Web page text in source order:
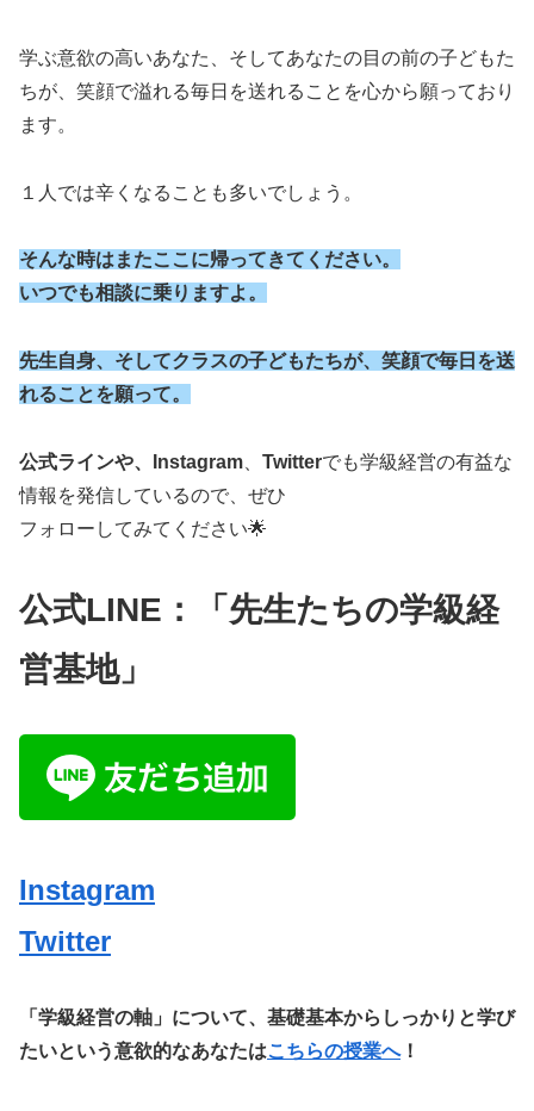
学ぶ意欲の高いあなた、そしてあなたの目の前の子どもた
ちが、笑顔で溢れる毎日を送れることを心から願っており
ます。
１人では辛くなることも多いでしょう。
そんな時はまたここに帰ってきてください。
いつでも相談に乗りますよ。
先生自身、そしてクラスの子どもたちが、笑顔で毎日を送
れることを願って。
公式ラインや、Instagram Twitterでも学級経営の有益な
情報を発信しているので、ぜひ
フォローしてみてください🌟
公式LINE：「先生たちの学級経
営基地」
Instagram
Twitter
「学級経営の軸」について、基礎基本からしっかりと学び
たいという意欲的なあなたはこちらの授業へ！